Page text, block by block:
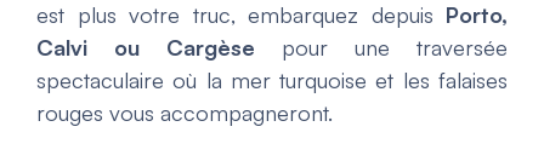
est plus votre truc, embarquez depuis Porto,
Calvi ou Cargèse pour une traversée
spectaculaire où la mer turquoise et les falaises
rouges vous accompagneront.